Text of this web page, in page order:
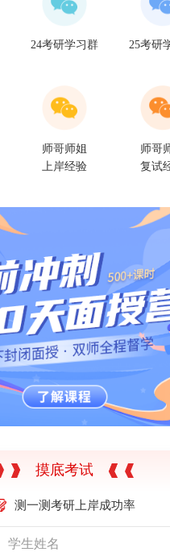
24考研学习群 25考研
师哥师姐
上岸经验
师哥
复试
摸底考试
测一测考研上岸成功率